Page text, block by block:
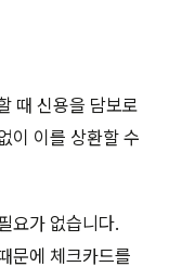
때 신용을 담보로
이 이를 상환할 수
요가 없습니다.
문에 체크카드를